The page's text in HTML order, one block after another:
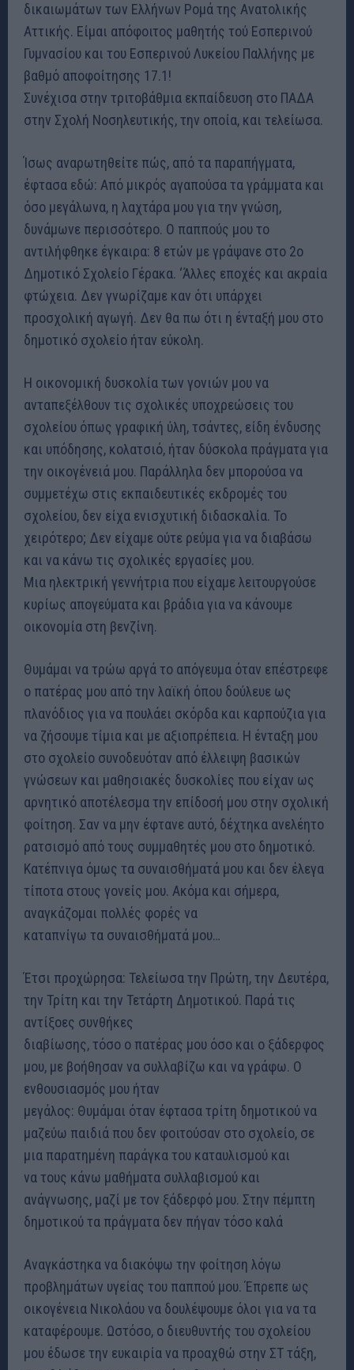
δικαιωμάτων των Ελλήνων Ρομά της Ανατολικής
Αττικής. Είμαι απόφοιτος μαθητής τού Εσπερινού
Γυμνασίου και του Εσπερινού Λυκείου Παλλήνης με
βαθμό αποφοίτησης 17.1!
Συνέχισα στην τριτοβάθμια εκπαίδευση στο ΠΑΔΑ
στην Σχολή Νοσηλευτικής, την οποία, και τελείωσα.
Ίσως αναρωτηθείτε πώς, από τα παραπήγματα,
έφτασα εδώ: Από μικρός αγαπούσα τα γράμματα και
όσο μεγάλωνα, η λαχτάρα μου για την γνώση,
δυνάμωνε περισσότερο. Ο παππούς μου το
αντιλήφθηκε έγκαιρα: 8 ετών με γράψανε στο 2ο
Δημοτικό Σχολείο Γέρακα. ‘Άλλες εποχές και ακραία
φτώχεια. Δεν γνωρίζαμε καν ότι υπάρχει
προσχολική αγωγή. Δεν θα πω ότι η ένταξή μου στο
δημοτικό σχολείο ήταν εύκολη.
Η οικονομική δυσκολία των γονιών μου να
ανταπεξέλθουν τις σχολικές υποχρεώσεις του
σχολείου όπως γραφική ύλη, τσάντες, είδη ένδυσης
και υπόδησης, κολατσιό, ήταν δύσκολα πράγματα για
την οικογένειά μου. Παράλληλα δεν μπορούσα να
συμμετέχω στις εκπαιδευτικές εκδρομές του
σχολείου, δεν είχα ενισχυτική διδασκαλία. Το
χειρότερο; Δεν είχαμε ούτε ρεύμα για να διαβάσω
και να κάνω τις σχολικές εργασίες μου.
Μια ηλεκτρική γεννήτρια που είχαμε λειτουργούσε
κυρίως απογεύματα και βράδια για να κάνουμε
οικονομία στη βενζίνη.
Θυμάμαι να τρώω αργά το απόγευμα όταν επέστρεφε
ο πατέρας μου από την λαϊκή όπου δούλευε ως
πλανόδιος για να πουλάει σκόρδα και καρπούζια για
να ζήσουμε τίμια και με αξιοπρέπεια. Η ένταξη μου
στο σχολείο συνοδευόταν από έλλειψη βασικών
γνώσεων και μαθησιακές δυσκολίες που είχαν ως
αρνητικό αποτέλεσμα την επίδοσή μου στην σχολική
φοίτηση. Σαν να μην έφτανε αυτό, δέχτηκα ανελέητο
ρατσισμό από τους συμμαθητές μου στο δημοτικό.
Κατέπνιγα όμως τα συναισθήματά μου και δεν έλεγα
τίποτα στους γονείς μου. Ακόμα και σήμερα,
αναγκάζομαι πολλές φορές να
καταπνίγω τα συναισθήματά μου…
Έτσι προχώρησα: Τελείωσα την Πρώτη, την Δευτέρα,
την Τρίτη και την Τετάρτη Δημοτικού. Παρά τις
αντίξοες συνθήκες
διαβίωσης, τόσο ο πατέρας μου όσο και ο ξάδερφος
μου, με βοήθησαν να συλλαβίζω και να γράφω. Ο
ενθουσιασμός μου ήταν
μεγάλος: Θυμάμαι όταν έφτασα τρίτη δημοτικού να
μαζεύω παιδιά που δεν φοιτούσαν στο σχολείο, σε
μια παρατημένη παράγκα του καταυλισμού και
να τους κάνω μαθήματα συλλαβισμού και
ανάγνωσης, μαζί με τον ξάδερφό μου. Στην πέμπτη
δημοτικού τα πράγματα δεν πήγαν τόσο καλά
Αναγκάστηκα να διακόψω την φοίτηση λόγω
προβλημάτων υγείας του παππού μου. Έπρεπε ως
οικογένεια Νικολάου να δουλέψουμε όλοι για να τα
καταφέρουμε. Ωστόσο, ο διευθυντής του σχολείου
μου έδωσε την ευκαιρία να προαχθώ στην ΣΤ τάξη,